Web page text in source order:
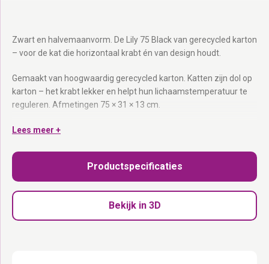
Zwart en halvemaanvorm. De Lily 75 Black van gerecycled karton
– voor de kat die horizontaal krabt én van design houdt.
Gemaakt van hoogwaardig gerecycled karton. Katten zijn dol op
karton – het krabt lekker en helpt hun lichaamstemperatuur te
reguleren. Afmetingen 75 × 31 × 13 cm.
Gerecycled karton:
scherpen, spieren strekken én ontspannen.
Past in elk interieur.
Licht van gewicht:Makkelijk te verplaatsen naar de favoriete
plek.
Jong, oud, groot en klein.
Lees meer +
Productspecificaties
Bekijk in 3D